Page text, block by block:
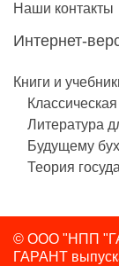
Наши контакты
Интернет-
Книги и
Литература
Будущему
Теория
© ООО "НПП
ГАРАНТ